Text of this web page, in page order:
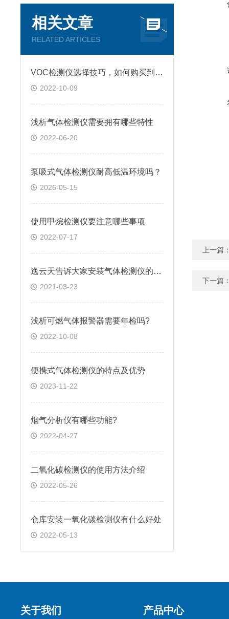
相关文章
RELATED ARTICLES
VOC检测仪选择技巧，如何购买到高质量仪器？
2022-10-09
浅析气体检测仪需要拥有哪些特性
2022-06-20
泵吸式气体检测仪耐高低温环境吗？
2026-05-15
使用甲烷检测仪要注意哪些事项
2022-07-17
逸云天告诉大家安装气体检测仪的四大要素
2021-03-23
浅析可燃气体报警器需要年检吗?
2022-10-08
便携式气体检测仪的特点及优势
2023-11-22
烟气分析仪有哪些功能?
2022-04-27
二氧化碳检测仪的使用方法介绍
2022-05-26
仓库安装一氧化碳检测仪有什么好处
2022-05-13
上一篇
下一篇
关于我们 产品中心